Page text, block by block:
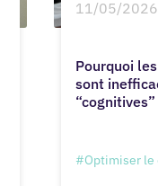
11/05/2026
Pourquoi
sont
“cognitives”
#Optimiser le